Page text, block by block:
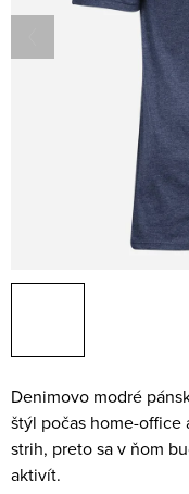
Denimovo modré
štýl počas home-office
strih, preto sa v ňom
aktivít.